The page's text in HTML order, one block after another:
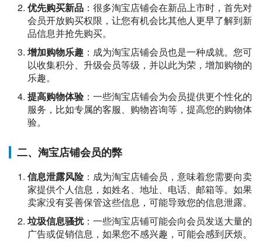
优先购买新品 ：很多淘宝店铺会在新品上市时，首先对
会员开放购买权限，让您有机会比其他人更早了解到新
品信息并抢先购买。
增加购物乐趣 ：成为淘宝店铺会员也是一种成就。您可
以收集积分、升级会员等级，并以此为荣，增加购物的
乐趣。
提高购物体验 ：一些淘宝店铺会为会员提供更个性化的
服务，比如专属的客服、购物咨询等，提高您的购物体
验。
二、淘宝店铺会员的弊
信息泄露风险：成为淘宝店铺会员，意味着您需要向卖
家提供个人信息，如姓名、地址、电话、邮箱等。如果
卖家没有妥善保管这些信息，可能导致您的信息泄露。
垃圾信息骚扰：一些淘宝店铺可能会向会员发送大量的
广告或促销信息，如果您不感兴趣，可能会感到厌烦。